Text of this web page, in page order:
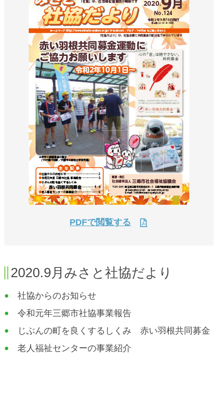
PDFで閲覧する
2020.9月みさと社協だより
社協からのお知らせ
令和元年三郷市社協事業報告
じぶんの町を良くするしくみ 赤い羽根共同募金
老人福祉センターの事業紹介